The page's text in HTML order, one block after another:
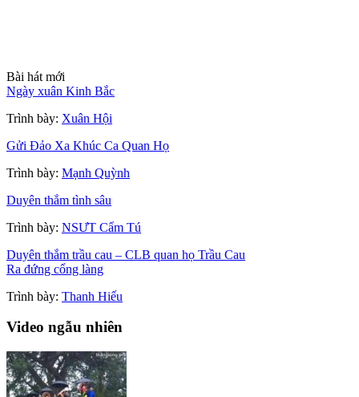
Bài hát mới
Ngày xuân Kinh Bắc
Trình bày: Xuân Hội
Gửi Đảo Xa Khúc Ca Quan Họ
Trình bày: Mạnh Quỳnh
Duyên thắm tình sâu
Trình bày: NSƯT Cẩm Tú
Duyên thắm trầu cau – CLB quan họ Trầu Cau
Ra đứng cổng làng
Trình bày: Thanh Hiếu
Video ngẫu nhiên